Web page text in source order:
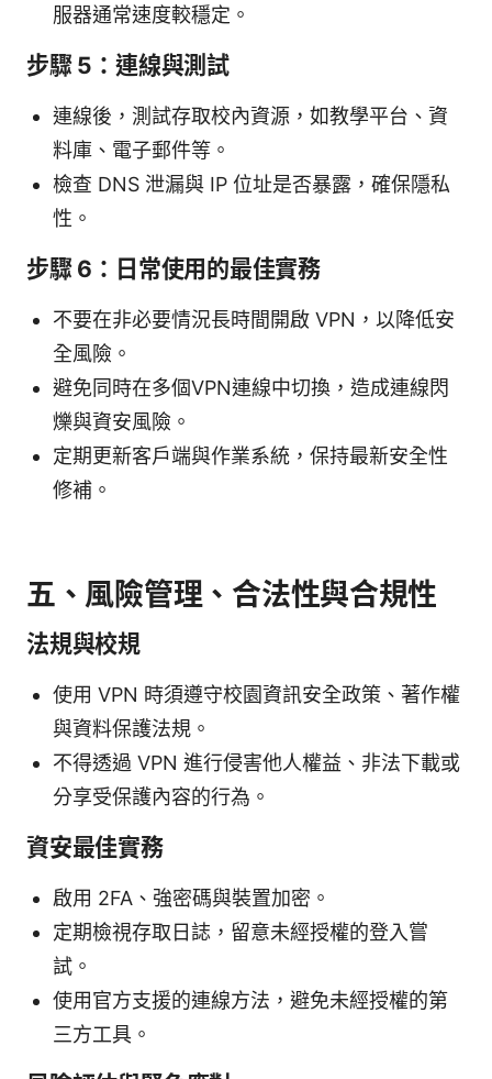
服器通常速度較穩定。
步驟 5：連線與測試
連線後，測試存取校內資源，如教學平台、資
料庫、電子郵件等。
檢查 DNS 泄漏與 IP 位址是否暴露，確保隱私
性。
步驟 6：日常使用的最佳實務
不要在非必要情況長時間開啟 VPN，以降低安
全風險。
避免同時在多個VPN連線中切換，造成連線閃
爍與資安風險。
定期更新客戶端與作業系統，保持最新安全性
修補。
五、風險管理、合法性與合規性
法規與校規
使用 VPN 時須遵守校園資訊安全政策、著作權
與資料保護法規。
不得透過 VPN 進行侵害他人權益、非法下載或
分享受保護內容的行為。
資安最佳實務
啟用 2FA、強密碼與裝置加密。
定期檢視存取日誌，留意未經授權的登入嘗
試。
使用官方支援的連線方法，避免未經授權的第
三方工具。